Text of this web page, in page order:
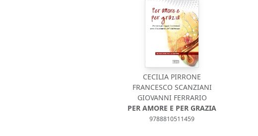
CECILIA PIRRONE
FRANCESCO SCANZIANI
GIOVANNI FERRARIO
PER AMORE E PER GRAZIA
9788810511459